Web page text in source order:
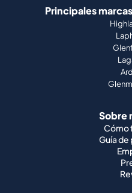
Principales
Sobre
Cómo
Guía